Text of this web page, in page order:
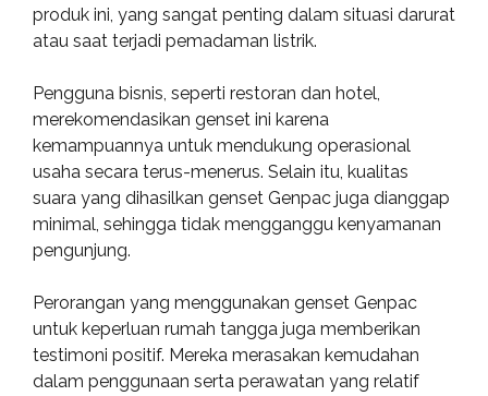
produk ini, yang sangat penting dalam situasi darurat
atau saat terjadi pemadaman listrik.
Pengguna bisnis, seperti restoran dan hotel,
merekomendasikan genset ini karena
kemampuannya untuk mendukung operasional
usaha secara terus-menerus. Selain itu, kualitas
suara yang dihasilkan genset Genpac juga dianggap
minimal, sehingga tidak mengganggu kenyamanan
pengunjung.
Perorangan yang menggunakan genset Genpac
untuk keperluan rumah tangga juga memberikan
testimoni positif. Mereka merasakan kemudahan
dalam penggunaan serta perawatan yang relatif